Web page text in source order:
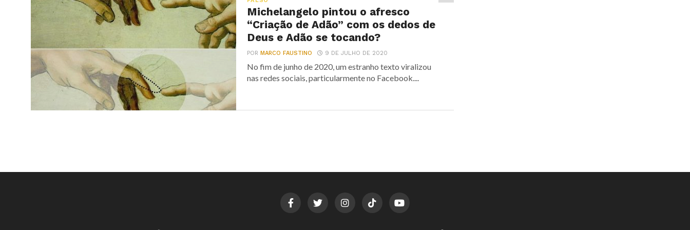
Michelangelo pintou o afresco
“Criação de Adão” com os dedos de
Deus e Adão se tocando?
PORMARCO FAUSTINO 9 DE JULHO DE 2020
No fim de junho de 2020, um estranho texto viralizou
nas redes sociais, particularmente no Facebook....